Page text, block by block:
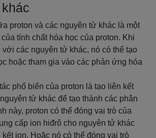
proton và các nguyên tử khác là một
tính chất hóa học của proton. Khi
các nguyên tử khác, nó có thể tạo
hoặc tham gia vào các phản ứng hóa
phổ biến của proton là tạo liên kết
tử khác để tạo thành các phân
này, proton có thể đóng vai trò của
cấp ion hiđrô cho nguyên tử khác
ion. Hoặc nó có thể đóng vai trò